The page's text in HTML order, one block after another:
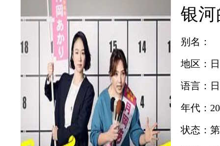
银
别名：
地区：
语言：
年代：
状态：